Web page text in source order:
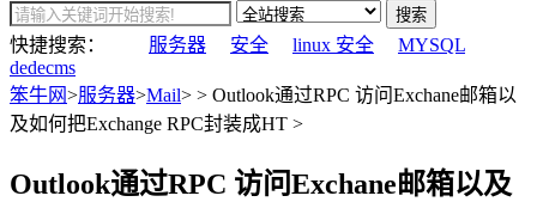
搜索
快捷搜索： 服务器 安全 linux 安全
MYSQL
dedecms
笨牛网>服务器>Mail> > Outlook通过RPC 访问Exchane邮箱以
及如何把Exchange RPC封装成HT >
Outlook通过RPC 访问Exchane邮箱以及